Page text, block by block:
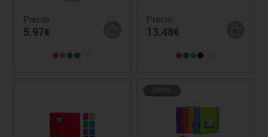
Precio
5.97€
Precio
13.48€
Oferta